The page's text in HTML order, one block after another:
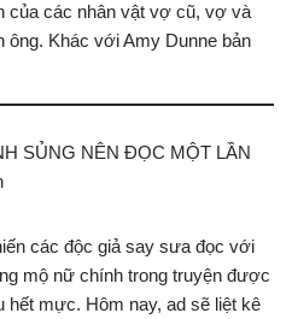
của các nhân vật vợ cũ, vợ và
Khác với Amy Dunne bản
SỦNG NÊN ĐỌC MỘT LẦN
các độc giả say sưa đọc với
mộ nữ chính trong truyện được
mực. Hôm nay, ad sẽ liệt kê